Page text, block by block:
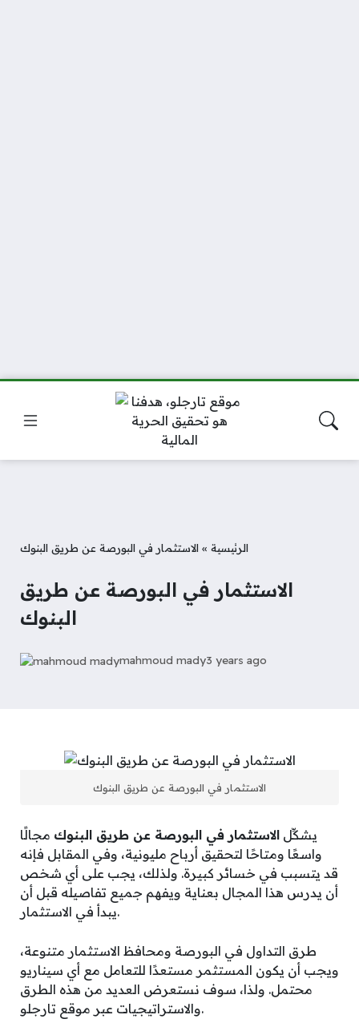
الرئيسية » الاستثمار في البورصة عن طريق البنوك
الاستثمار في البورصة عن طريق
البنوك
mahmoud mady3 years ago
الاستثمار في البورصة عن طريق البنوك
يشكِّل الاستثمار في البورصة عن طريق البنوك مجالًا
واسعًا ومتاحًا لتحقيق أرباح مليونية، وفي المقابل فإنه
قد يتسبب في خسائر كبيرة. ولذلك، يجب على أي شخص
أن يدرس هذا المجال بعناية ويفهم جميع تفاصيله قبل أن
يبدأ في الاستثمار.
طرق التداول في البورصة ومحافظ الاستثمار متنوعة،
ويجب أن يكون المستثمر مستعدًا للتعامل مع أي سيناريو
محتمل. ولذا، سوف نستعرض العديد من هذه الطرق
والاستراتيجيات عبر موقع تارجلو.